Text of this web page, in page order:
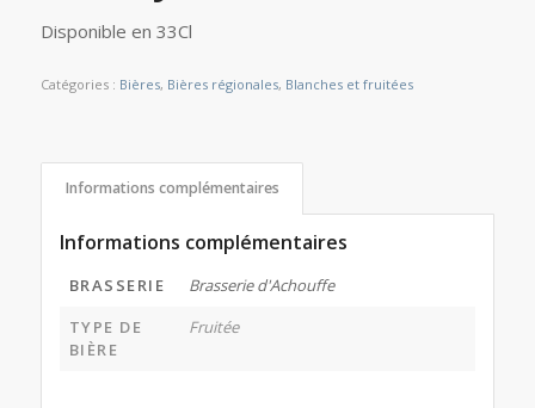
Disponible en 33Cl
Catégories : Bières, Bières régionales, Blanches et fruitées
Informations complémentaires
Informations complémentaires
BRASSERIE
Brasserie d'Achouffe
TYPE DE
BIÈRE
Fruitée